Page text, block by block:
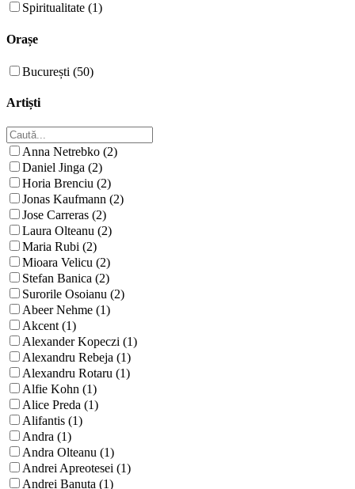
Spiritualitate (1)
Orașe
București (50)
Artiști
Anna Netrebko (2)
Daniel Jinga (2)
Horia Brenciu (2)
Jonas Kaufmann (2)
Jose Carreras (2)
Laura Olteanu (2)
Maria Rubi (2)
Mioara Velicu (2)
Stefan Banica (2)
Surorile Osoianu (2)
Abeer Nehme (1)
Akcent (1)
Alexander Kopeczi (1)
Alexandru Rebeja (1)
Alexandru Rotaru (1)
Alfie Kohn (1)
Alice Preda (1)
Alifantis (1)
Andra (1)
Andra Olteanu (1)
Andrei Apreotesei (1)
Andrei Banuta (1)